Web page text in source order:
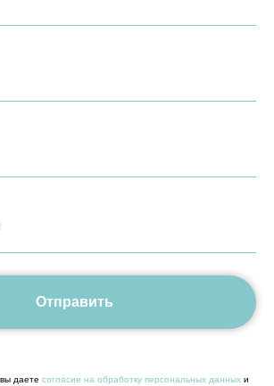
Отправить
даете согласие на обработку персональных данныхи